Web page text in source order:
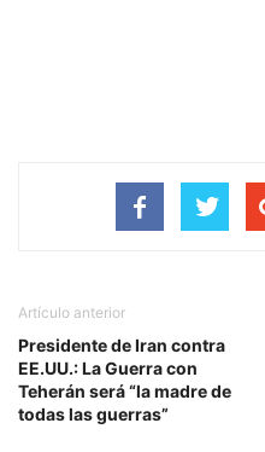
Artículo anterior
Presidente de Iran contra
EE.UU.: La Guerra con
Teherán será “la madre de
todas las guerras”